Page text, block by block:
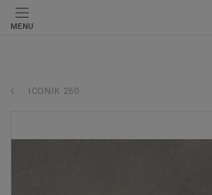
MENU
ICONIK 260